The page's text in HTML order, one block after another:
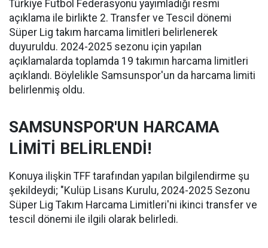
Türkiye Futbol Federasyonu yayımladığı resmi
açıklama ile birlikte 2. Transfer ve Tescil dönemi
Süper Lig takım harcama limitleri belirlenerek
duyuruldu. 2024-2025 sezonu için yapılan
açıklamalarda toplamda 19 takımın harcama limitleri
açıklandı. Böylelikle Samsunspor'un da harcama limiti
belirlenmiş oldu.
SAMSUNSPOR'UN HARCAMA
LİMİTİ BELİRLENDİ!
Konuya ilişkin TFF tarafından yapılan bilgilendirme şu
şekildeydi; "Kulüp Lisans Kurulu, 2024-2025 Sezonu
Süper Lig Takım Harcama Limitleri'ni ikinci transfer ve
tescil dönemi ile ilgili olarak belirledi.